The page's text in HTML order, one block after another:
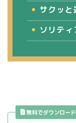
サクッと
ソリティ
無料でダウンロー